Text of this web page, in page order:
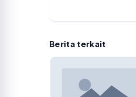
Berita terkait